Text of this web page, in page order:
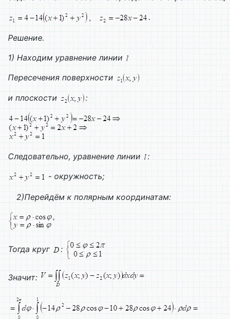
.
Решение.
1) Находим уравнение линии
Пересечения поверхности
и плоскости :
Следовательно, уравнение линии
:
- окружность;
2)Перейдём к полярным координатам:
Тогда круг :
Значит: